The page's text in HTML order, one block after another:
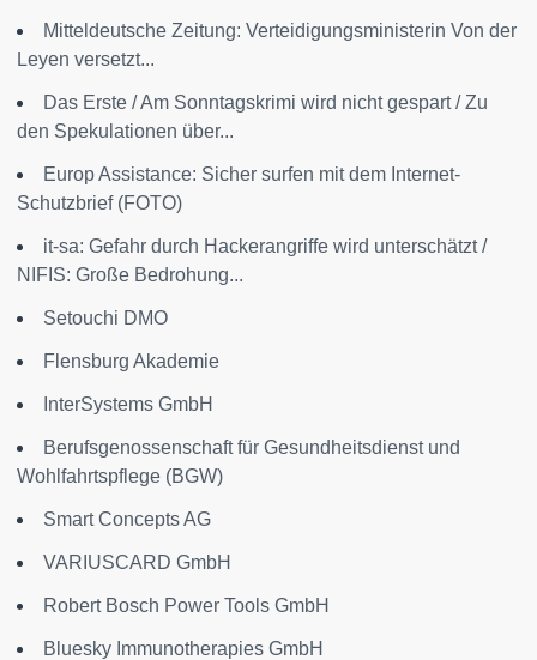
Mitteldeutsche Zeitung: Verteidigungsministerin Von der
Leyen versetzt...
Das Erste / Am Sonntagskrimi wird nicht gespart / Zu
den Spekulationen über...
Europ Assistance: Sicher surfen mit dem Internet-
Schutzbrief (FOTO)
it-sa: Gefahr durch Hackerangriffe wird unterschätzt /
NIFIS: Große Bedrohung...
Setouchi DMO
Flensburg Akademie
InterSystems GmbH
Berufsgenossenschaft für Gesundheitsdienst und
Wohlfahrtspflege (BGW)
Smart Concepts AG
VARIUSCARD GmbH
Robert Bosch Power Tools GmbH
Bluesky Immunotherapies GmbH